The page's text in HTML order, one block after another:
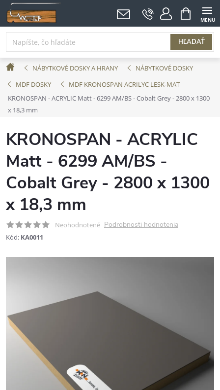
Prejsť
na
obsah
HĽADAŤ
NÁKUPNÝ
KOŠÍK
DomovNÁBYTKOVÉ DOSKY A HRANY
NÁBYTKOVÉ DOSKY
MDF DOSKY
MDF KRONOSPAN ACRILYC LESK-MAT
KRONOSPAN - ACRYLIC Matt - 6299 AM/BS - Cobalt Grey - 2800 x 1300
x 18,3 mm
KRONOSPAN - ACRYLIC
Matt - 6299 AM/BS -
Cobalt Grey - 2800 x 1300
x 18,3 mm
Neohodnotené Podrobnosti hodnotenia
Kód: KA0011